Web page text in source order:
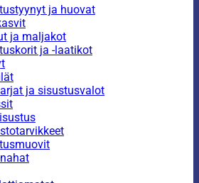
ja huovat
ja maljakot
ja -laatikot
ja sisustusvalot